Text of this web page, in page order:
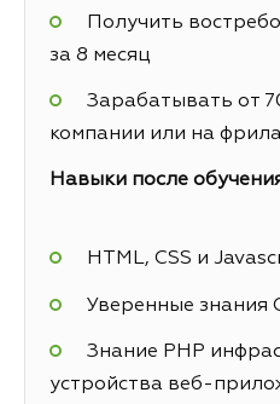
Получить
за 8 месяц
Зарабатывать от
компании или на
Навыки после
HTML, CSS и
Уверенные знания
Знание PHP
устройства веб-